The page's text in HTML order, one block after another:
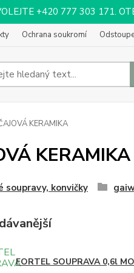
+420 777 303 171.
Ochrana soukromí
KERAMIKA
KERAMIKA
soupravy, konvičky
FORTEL SOUPRAVA 0,6l